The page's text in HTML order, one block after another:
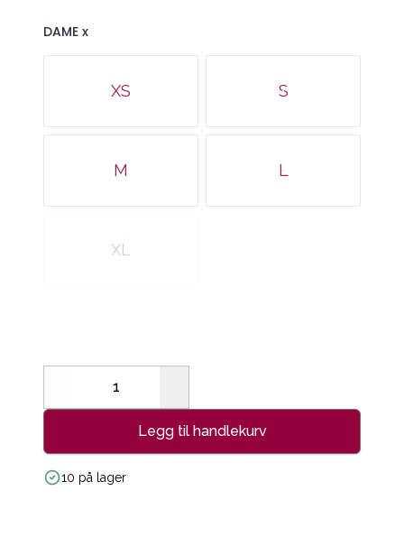
DAME x
Velg en DAME x
XS S
M L
XL
Decrease
Legg til handlekurv
10 på lager